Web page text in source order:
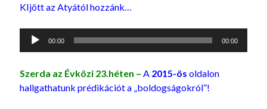
KIjött az Atyától hozzánk…
Audió
00:00 00:00
Szerda az Évközi 23.héten – A 2015-ösoldalon
hallgathatunk prédikációt a „boldogságokról”!